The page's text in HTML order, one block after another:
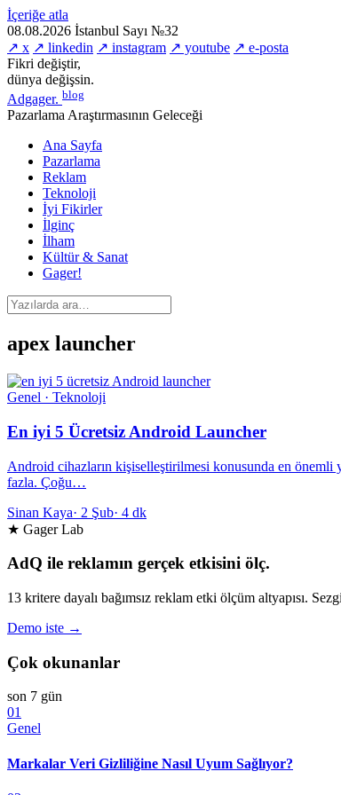
İçeriğe atla
08.08.2026 İstanbul Sayı №32
↗ x ↗ linkedin ↗ instagram ↗ youtube ↗ e-posta
Fikri değiştir,
dünya değişsin.
Adgager. blog
Pazarlama Araştırmasının Geleceği
Ana Sayfa
Pazarlama
Reklam
Teknoloji
İyi Fikirler
İlginç
İlham
Kültür & Sanat
Gager!
apex launcher
Genel · Teknoloji
En iyi 5 Ücretsiz Android Launcher
Android cihazların kişiselleştirilmesi konusunda en önemli
fazla. Çoğu…
Sinan Kaya· 2 Şub· 4 dk
★ Gager Lab
AdQ ile reklamın gerçek etkisini ölç.
13 kritere dayalı bağımsız reklam etki ölçüm altyapısı.
Demo iste →
Çok okunanlar
son 7 gün
01
Genel
Markalar Veri Gizliliğine Nasıl Uyum Sağlıyor?